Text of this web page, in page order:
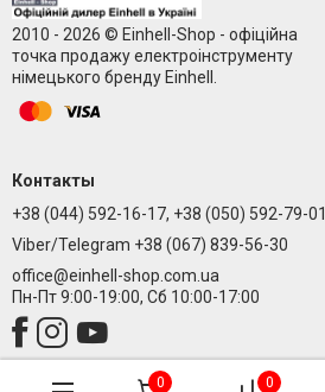
2010 - 2026 © Einhell-Shop - офіційна
точка продажу електроінструменту
німецького бренду Einhell.
Контакты
+38 (044) 592-16-17, +38 (050) 592-79-01
Viber/Telegram +38 (067) 839-56-30
office@einhell-shop.com.ua
Пн-Пт 9:00-19:00, Сб 10:00-17:00
0 0